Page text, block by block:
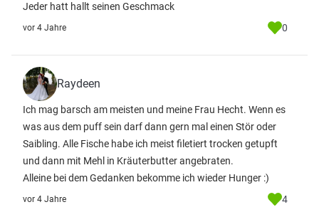
Jeder hatt hallt seinen Geschmack
vor 4 Jahre 0
Raydeen
Ich mag barsch am meisten und meine Frau Hecht. Wenn es
was aus dem puff sein darf dann gern mal einen Stör oder
Saibling. Alle Fische habe ich meist filetiert trocken getupft
und dann mit Mehl in Kräuterbutter angebraten.
Alleine bei dem Gedanken bekomme ich wieder Hunger :)
vor 4 Jahre 4